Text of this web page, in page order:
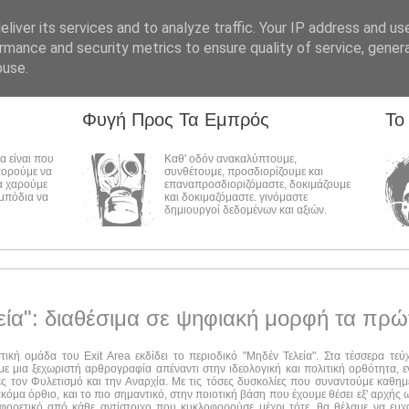
είναι που
να
χαρούμε
να
Φυγή Προς Τα Εμπρός
Καθ' οδόν ανακαλύπτουμε,
συνθέτουμε, προσδιορίζουμε και
επαναπροσδιοριζόμαστε, δοκιμάζουμε
και δοκιμαζόμαστε. γινόμαστε
δημιουργοί δεδομένων και αξιών.
Το
διαθέσιμα σε ψηφιακή μορφή τα
ομάδα του Exit Area εκδίδει το περιοδικό "Μηδέν Τελεία". Στα τέσσερα
ξεχωριστή αρθρογραφία απέναντι στην ιδεολογική και πολιτική ορθότητα,
τον Φυλετισμό και την Αναρχία. Με τις τόσες δυσκολίες που συναντούμε
όρθιο, και το πιο σημαντικό, στην ποιοτική βάση που έχουμε θέσει εξ'
its services and to analyze traffic. Your IP address and
and security metrics to ensure quality of service,